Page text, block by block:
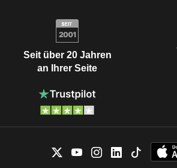
Seit über 20 Jahren
an Ihrer Seite